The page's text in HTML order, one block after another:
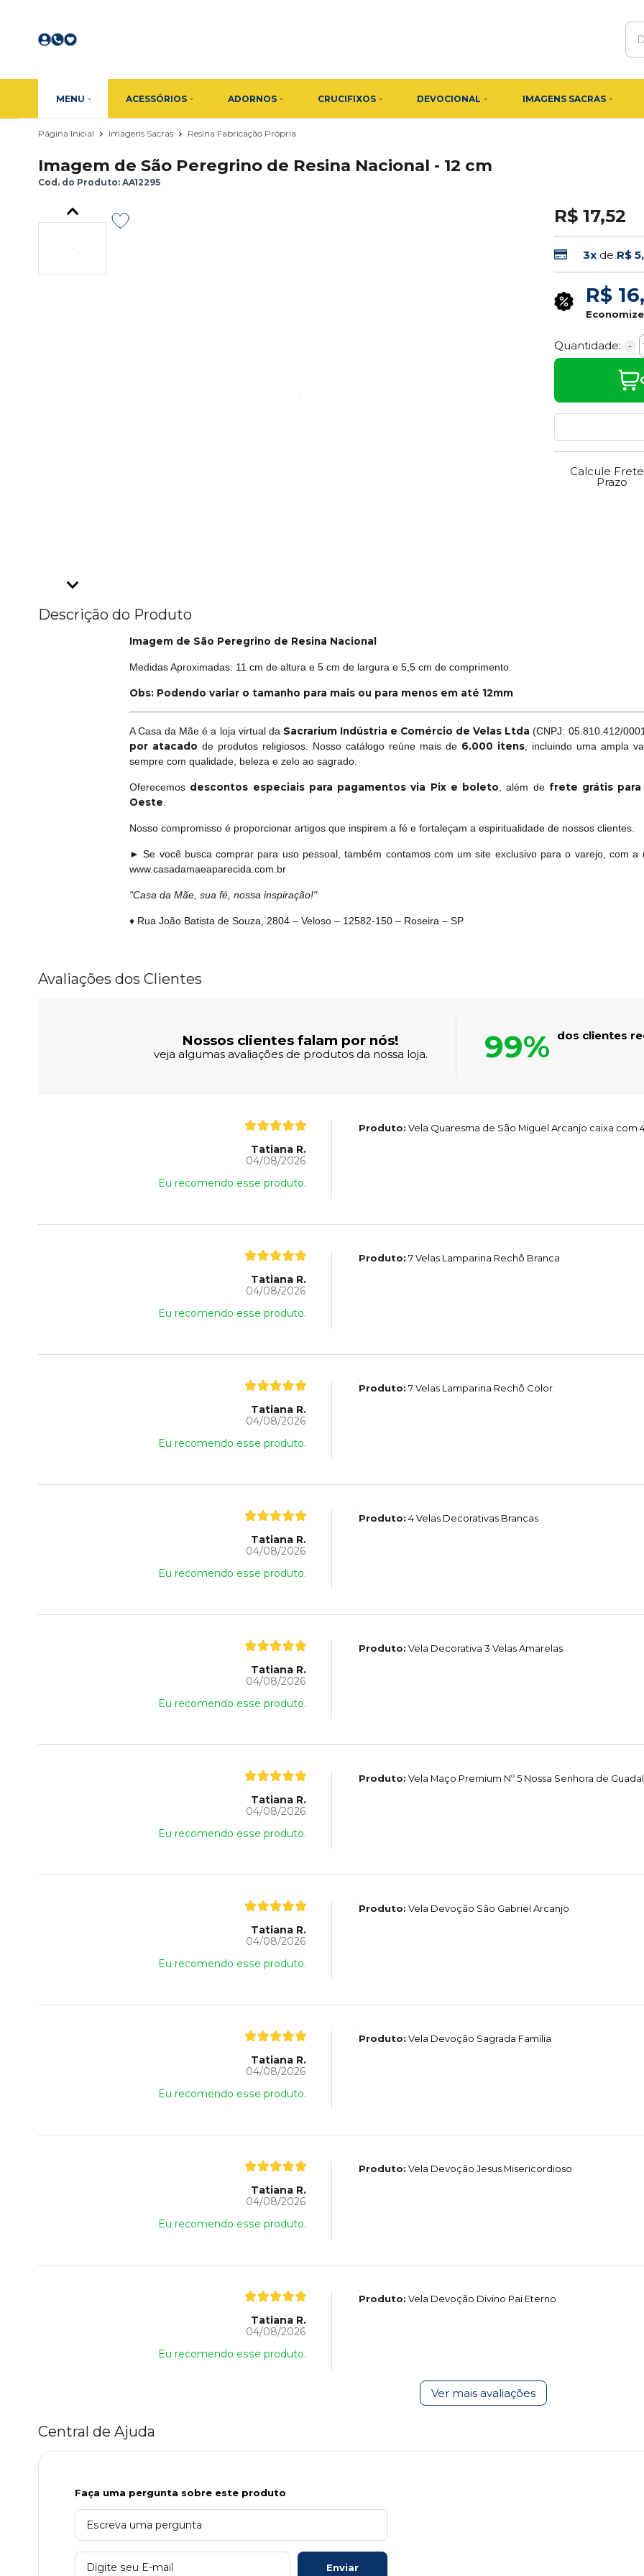
MENU ACESSÓRIOS ADORNOS CRUCIFIXOS DEVOCIONAL IMAGENS SACRAS
Página Inicial Imagens Sacras Resina Fabricação Própria
Imagem de São Peregrino de Resina Nacional - 12 cm
Cod. do Produto: AA12295
R$ 17,52
3x de R$
R$
Economize
Quantidade: -
Calcule
Prazo
Descrição do Produto
Imagem de São Peregrino de Resina Nacional
Medidas Aproximadas: 11 cm de altura e 5 cm de largura e 5,5 cm de comprimento.
Obs: Podendo variar o tamanho para mais ou para menos em até 12mm
A Casa da Mãe é a loja virtual da Sacrarium Indústria e Comércio de Velas Ltda (CNPJ: 05.810.412/
por atacado de produtos religiosos. Nosso catálogo reúne mais de 6.000 itens , incluindo uma ampla
sempre com qualidade, beleza e zelo ao sagrado.
Oferecemos descontos especiais para pagamentos via Pix e boleto , além de frete grátis para
Oeste
Nosso compromisso é proporcionar artigos que inspirem a fé e fortaleçam a espiritualidade de nossos clientes.
► Se você busca comprar para uso pessoal, também contamos com um site exclusivo para o varejo, com a
www.casadamaeaparecida.com.br
"Casa da Mãe, sua fé, nossa inspiração!"
♦ Rua João Batista de Souza, 2804 – Veloso – 12582-150 – Roseira – SP
Avaliações dos Clientes
Nossos clientes falam por nós!
veja algumas avaliações de produtos da nossa loja. 99% dos clientes
Tatiana R.
04/08/2026
Eu recomendo esse produto.
Produto: Vela Quaresma de São Miguel Arcanjo caixa com
Tatiana R.
04/08/2026
Eu recomendo esse produto.
Produto: 7 Velas Lamparina Rechô Branca
Tatiana R.
04/08/2026
Eu recomendo esse produto.
Produto: 7 Velas Lamparina Rechô Color
Tatiana R.
04/08/2026
Eu recomendo esse produto.
Produto: 4 Velas Decorativas Brancas
Tatiana R.
04/08/2026
Eu recomendo esse produto.
Produto: Vela Decorativa 3 Velas Amarelas
Tatiana R.
04/08/2026
Eu recomendo esse produto.
Produto: Vela Maço Premium Nº 5 Nossa Senhora de
Tatiana R.
04/08/2026
Eu recomendo esse produto.
Produto: Vela Devoção São Gabriel Arcanjo
Tatiana R.
04/08/2026
Eu recomendo esse produto.
Produto: Vela Devoção Sagrada Família
Tatiana R.
04/08/2026
Eu recomendo esse produto.
Produto: Vela Devoção Jesus Misericordioso
Tatiana R.
04/08/2026
Eu recomendo esse produto.
Produto: Vela Devoção Divino Pai Eterno
Ver mais avaliações
Central de Ajuda
Faça uma pergunta sobre este produto
Enviar